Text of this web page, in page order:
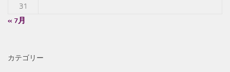
31
« 7月
カテゴリー